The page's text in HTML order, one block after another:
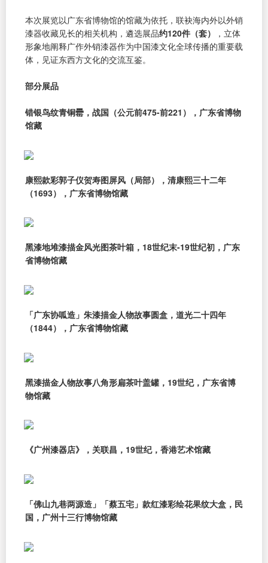
本次展览以广东省博物馆的馆藏为依托，联袂海内外以外销
漆器收藏见长的相关机构，遴选展品约120件（套）
，立体
形象地阐释广作外销漆器作为中国漆文化全球传播的重要载
体，见证东西方文化的交流互鉴。
部分展品
错银鸟纹青铜罍，战国（公元前475-前221），广东省博物
馆藏
康熙款彩郭子仪贺寿图屏风（局部），清康熙三十二年
（1693），广东省博物馆藏
黑漆地堆漆描金风光图茶叶箱，18世纪末-19世纪初，广东
省博物馆藏
「广东协呱造」朱漆描金人物故事圆盒，道光二十四年
（1844），广东省博物馆藏
黑漆描金人物故事八角形扁茶叶盖罐，19世纪，广东省博
物馆藏
《广州漆器店》，关联昌，19世纪，香港艺术馆藏
「佛山九巷两源造」「蔡五宅」款红漆彩绘花果纹大盒，民
国，广州十三行博物馆藏